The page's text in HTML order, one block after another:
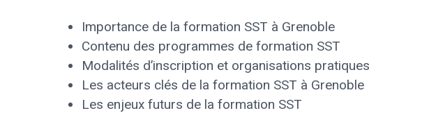
Importance de la formation SST à Grenoble
Contenu des programmes de formation SST
Modalités d’inscription et organisations pratiques
Les acteurs clés de la formation SST à Grenoble
Les enjeux futurs de la formation SST